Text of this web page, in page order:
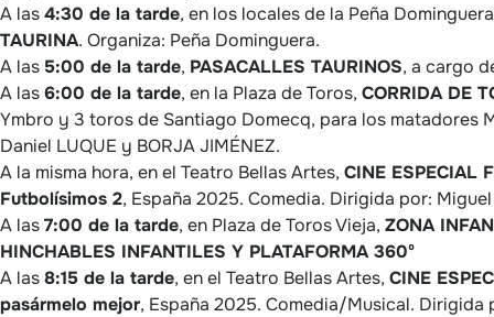
A las4:30 de la tarde, en los locales de la Peña
TAURINA. Organiza: Peña Dominguera.
A las 5:00 de la tarde, PASACALLES TAURINOS, a cargo
A las6:00 de la tarde, en la Plaza de Toros, CORRIDA DE
Ymbro y 3 toros de Santiago Domecq, para los matadores
Daniel LUQUE y BORJA JIMÉNEZ.
A la misma hora, en el Teatro Bellas Artes, CINE ESPECIAL
Futbolísimos 2, España 2025. Comedia. Dirigida por:
A las7:00 de la tarde, en Plaza de Toros Vieja, ZONA
HINCHABLES INFANTILES Y PLATAFORMA 360º
A las8:15 de la tarde, en el Teatro Bellas Artes, CINE
pasármelo mejor, España 2025. Comedia/Musical. Dirigida